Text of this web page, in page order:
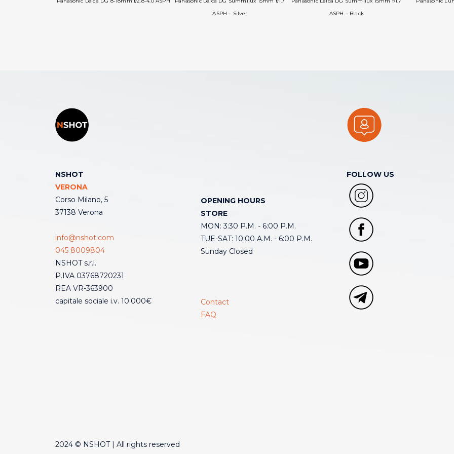
ASPH – Silver
ASPH – Black
NSHOT
VERONA
Corso Milano, 5
37138 Verona
info@nshot.com
045 8009804
NSHOT s.r.l.
P.IVA 03768720231
REA VR-363900
capitale sociale i.v. 10.000€
OPENING HOURS
STORE
MON: 3:30 P.M. - 6:00 P.M.
TUE-SAT: 10:00 A.M. - 6:00 P.M.
Sunday Closed
Contact
FAQ
FOLLOW US
2024 © NSHOT | All rights reserved